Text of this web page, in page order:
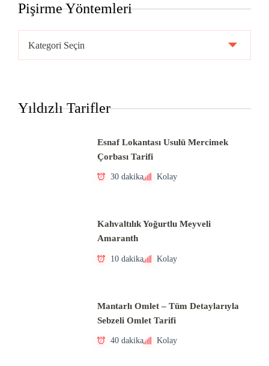
Pişirme Yöntemleri
Yöntemleri
Yıldızlı Tarifler
Esnaf Lokantası Usulü Mercimek
Çorbası Tarifi
30 dakika Kolay
Kahvaltılık Yoğurtlu Meyveli
Amaranth
10 dakika Kolay
Mantarlı Omlet – Tüm Detaylarıyla
Sebzeli Omlet Tarifi
40 dakika Kolay